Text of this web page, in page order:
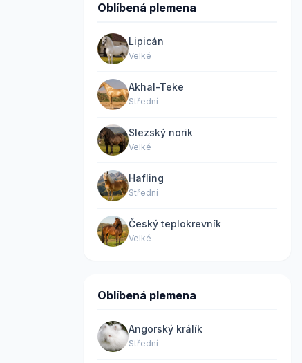
Oblíbená plemena
Lipicán
Velké
Akhal-Teke
Střední
Slezský norik
Velké
Hafling
Střední
Český teplokrevník
Velké
Oblíbená plemena
Angorský králík
Střední